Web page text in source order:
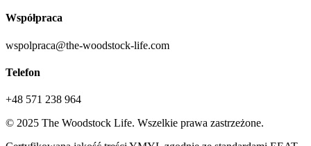
Współpraca
wspolpraca@the-woodstock-life.com
Telefon
+48 571 238 964
© 2025 The Woodstock Life. Wszelkie prawa zastrzeżone.